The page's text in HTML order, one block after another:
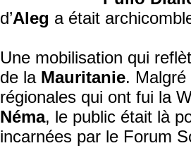
d’Aleg a était
Une mobilisation qui
de la Mauritanie. Malgré
régionales qui ont fui la
Néma, le public était là
incarnées par le Forum